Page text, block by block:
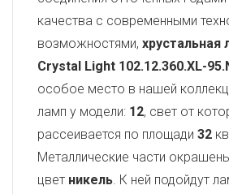
качества с современными
возможностями, хрустальная
Crystal Light 102.12.360.XL-
особое место в нашей
ламп у модели: 12, свет от
рассеивается по площади 32
Металлические части
цвет никель. К ней подойдут